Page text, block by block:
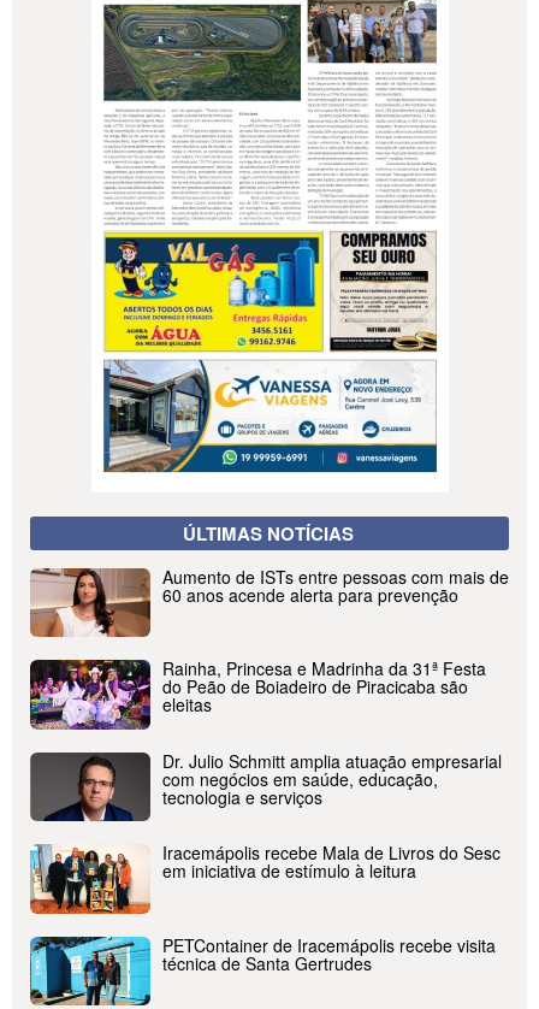
ÚLTIMAS NOTÍCIAS
Aumento de ISTs entre pessoas com mais de
60 anos acende alerta para prevenção
Rainha, Princesa e Madrinha da 31ª Festa
do Peão de Boiadeiro de Piracicaba são
eleitas
Dr. Julio Schmitt amplia atuação empresarial
com negócios em saúde, educação,
tecnologia e serviços
Iracemápolis recebe Mala de Livros do Sesc
em iniciativa de estímulo à leitura
PETContainer de Iracemápolis recebe visita
técnica de Santa Gertrudes